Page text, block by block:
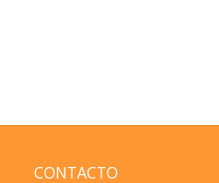
CONTACTO